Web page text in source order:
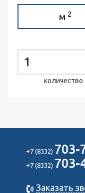
м 2
количество
+7 (8332) 703-
+7 (8332) 703-
Заказать